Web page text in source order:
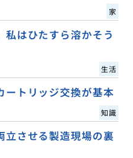
家
私はひたすら溶かそう
生活
ートリッジ交換が基本
知識
立させる製造現場の裏